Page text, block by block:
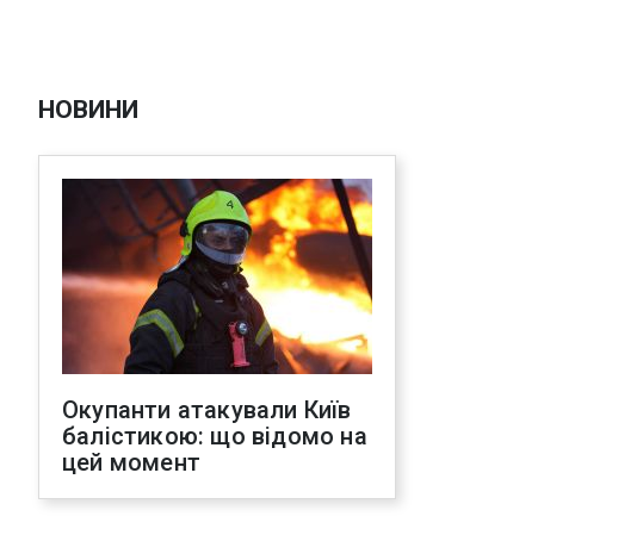
НОВИНИ
Окупанти атакували Київ
балістикою: що відомо на
цей момент